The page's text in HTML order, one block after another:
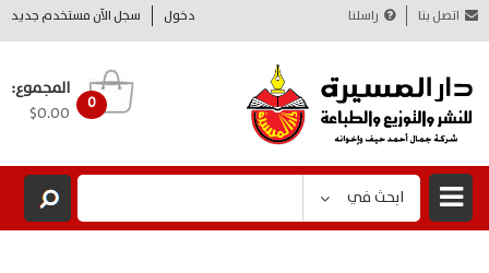
دخول سجل الآن مستخدم جديد اتصل بنا راسلنا
0
المجموع:
$0.00
ابحث في